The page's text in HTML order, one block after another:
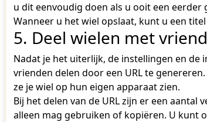
u dit eenvoudig doen als u ooit een
Wanneer u het wiel opslaat, kunt u een
5. Deel wielen met
Nadat je het uiterlijk, de instellingen en
vrienden delen door een URL te
ze je wiel op hun eigen apparaat zien.
Bij het delen van de URL zijn er een
alleen mag gebruiken of kopiëren. U kunt